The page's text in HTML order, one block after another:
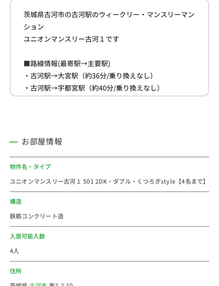
茨城県古河市の古河駅のウィークリー・マンスリーマン
ション
ユニオンマンスリー古河１です
■路線情報(最寄駅→主要駅)
・古河駅→大宮駅（約36分/乗り換えなし）
・古河駅→宇都宮駅（約40分/乗り換えなし）
・古河駅→東京駅（約67分/乗り換えなし）
・ファミリーマート(約450ｍ)
・コモディイイダ(約450ｍ)
■おすすめコメント
最強に挑戦中!
2024年の古河市の人口は140,295人です。
駅まで約35分、東京駅まで約64分で行くことができま
下町・宿場町の歴史的建造物が残っており、「古河歴史
お部屋情報
物件名・タイプ
ユニオンマンスリー古河１ 501 2DK・ダブル・くつろぎstyle【4名まで】
構造
鉄筋コンクリート造
入居可能人数
4人
住所